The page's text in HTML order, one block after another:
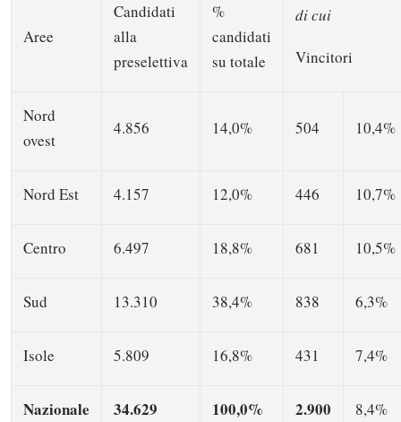
Aree
Candidati
alla
preselettiva
%
candidati
su totale
di cui
Vincitori
Nord
ovest
4.856 14,0% 504 10,4%
Nord Est 4.157 12,0% 446 10,7%
Centro 6.497 18,8% 681 10,5%
Sud 13.310 38,4% 838 6,3%
Isole 5.809 16,8% 431 7,4%
Nazionale 34.629 100,0% 2.900 8,4%